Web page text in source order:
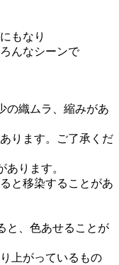
もなり
んなシーンで
の織ムラ、縮みがあ
ります。ご了承くだ
ります。
と移染することがあ
と、色あせることが
上がっているもの